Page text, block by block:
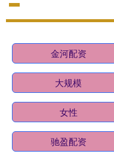
金河配资
大规模
女性
驰盈配资